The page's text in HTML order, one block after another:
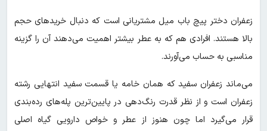
زعفران دختر پیچ باب میل مشتریانی است که دنبال خریدهای حجم
بالا هستند. افرادی هم که به عطر بیشتر اهمیت می‌دهند آن را گزینه
مناسبی به حساب می‌آورند.
می‌ماند زعفران سفید که همان خامه یا قسمت سفید انتهایی رشته
زعفران است و از نظر قدرت رنگ‌دهی در پایین‌ترین پله‌های رده‌بندی
قرار می‌گیرد اما چون هنوز از عطر و خواص دارویی گیاه اصلی